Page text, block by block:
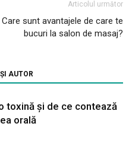
Articolul următor
Care sunt avantajele de care te
bucuri la salon de masaj?
AUTOR
toxină și de ce contează
orală